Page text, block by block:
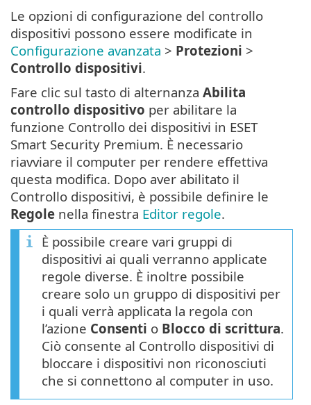
Le opzioni di configurazione del controllo
dispositivi possono essere modificate in
Configurazione avanzata > Protezioni >
Controllo dispositivi.
Fare clic sul tasto di alternanza Abilita
controllo dispositivo per abilitare la
funzione Controllo dei dispositivi in ESET
Smart Security Premium. È necessario
riavviare il computer per rendere effettiva
questa modifica. Dopo aver abilitato il
Controllo dispositivi, è possibile definire le
Regole nella finestra Editor regole.
È possibile creare vari gruppi di
dispositivi ai quali verranno applicate
regole diverse. È inoltre possibile
creare solo un gruppo di dispositivi per
i quali verrà applicata la regola con
l’azione Consenti o Blocco di scrittura.
Ciò consente al Controllo dispositivi di
bloccare i dispositivi non riconosciuti
che si connettono al computer in uso.